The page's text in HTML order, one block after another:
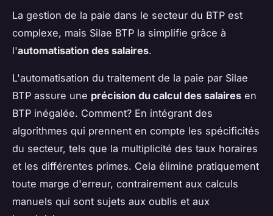
La gestion de la paie dans le secteur du BTP est
complexe, mais Silae BTP la simplifie grâce à
l'automatisation des salaires.
L'automatisation du traitement de la paie par Silae
BTP assure une précision du calcul des salaires en
BTP inégalée. Comment? En intégrant des
algorithmes qui prennent en compte les spécificités
du secteur, tels que la multiplicité des taux horaires
et les différentes primes. Cela élimine pratiquement
toute marge d'erreur, contrairement aux calculs
manuels qui sont sujets aux oublis et aux